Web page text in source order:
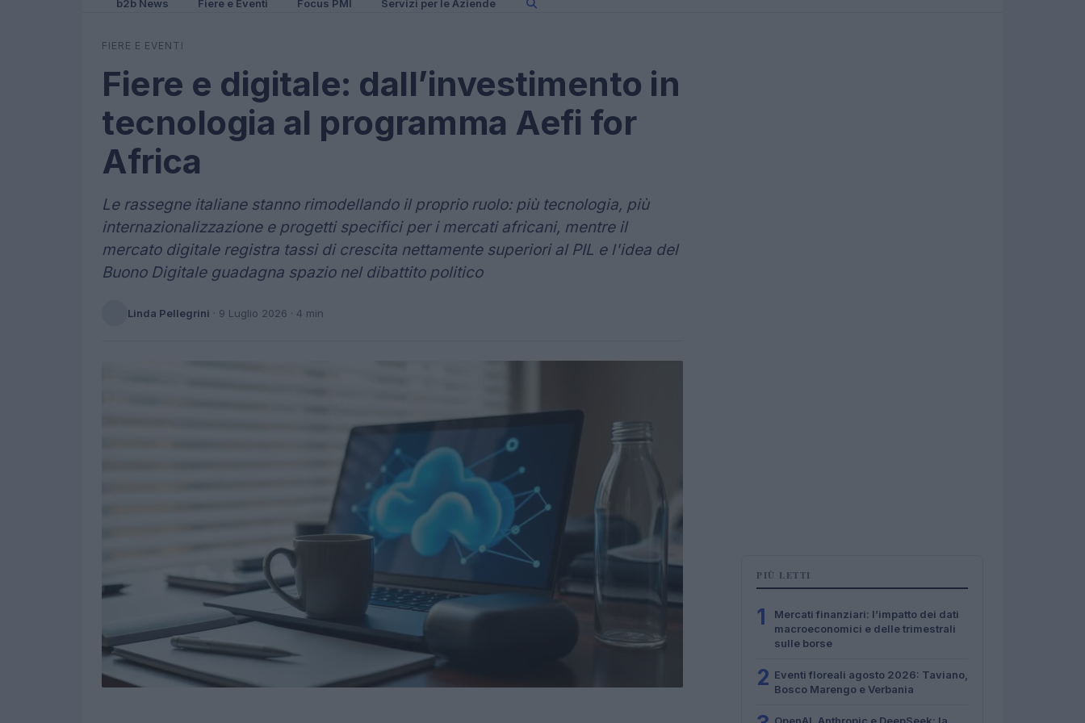
b2b News Fiere e Eventi Focus PMI Servizi per le Aziende
FIERE E EVENTI
Fiere e digitale: dall’investimento in
tecnologia al programma Aefi for
Africa
Le rassegne italiane stanno rimodellando il proprio ruolo: più tecnologia, più
internazionalizzazione e progetti specifici per i mercati africani, mentre il
mercato digitale registra tassi di crescita nettamente superiori al PIL e l'idea del
Buono Digitale guadagna spazio nel dibattito politico
Linda Pellegrini · 9 Luglio 2026 · 4 min
PIÙ LETTI
1
Mercati finanziari: l’impatto dei dati
macroeconomici e delle trimestrali
sulle borse
2 Eventi floreali agosto 2026: Taviano,
Bosco Marengo e Verbania